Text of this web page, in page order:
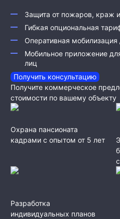
Защита от пожаров, краж
Гибкая опциональная
Оперативная
Мобильное приложение
лиц
Получить консультацию
Получите коммерческое
стоимости по вашему объекту
Охрана пансионата
кадрами с опытом от 5 лет
Разработка
индивидуальных планов